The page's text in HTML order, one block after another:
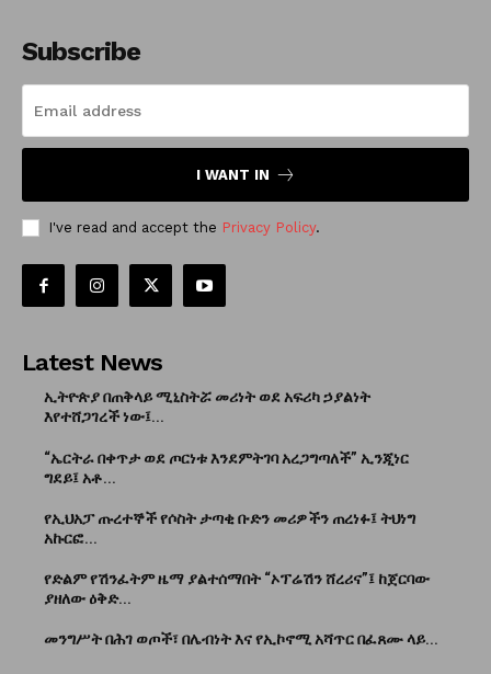
Subscribe
I WANT IN
I've read and accept the Privacy Policy.
Latest News
ኢትዮጵያ በጠቅላይ ሚኒስትሯ መሪነት ወደ አፍሪካ ኃያልነት
እየተሸጋገረች ነው፤...
“ኤርትራ በቀጥታ ወደ ጦርነቱ እንደምትገባ አረጋግጣለች” ኢንጂነር
ግደይ፤ አቶ...
የኢህአፓ ጡረተኞች የሶስት ታጣቂ ቡድን መሪዎችን ጠረነፉ፤ ትህነግ
አኩርፎ...
የድልም የሽንፈትም ዜማ ያልተሰማበት “ኦፕሬሽን ሸረሪና”፤ ከጀርባው
ያዘለው ዕቅድ...
መንግሥት በሕገ ወጦች፣ በሌብነት እና የኢኮኖሚ አሻጥር በፈጸሙ ላይ...